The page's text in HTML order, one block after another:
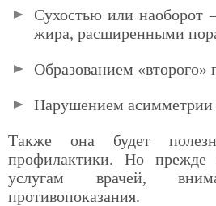
Сухостью или наоборот
жира, расширенными
Образованием «второго»
Нарушением асимметрии
Также она будет
профилактики. Но прежде
услугам врачей,
противопоказания.